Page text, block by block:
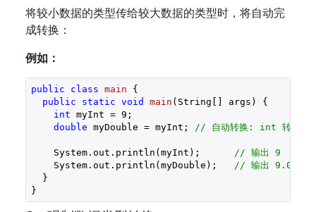
将较小数据的类型传给较大数据的类型时，将自动完
成转换：
例如：
public class main
{
public
static void main (String[] args)
{
int myInt = 9 ;
double myDouble = myInt; // 自动转换: int 转换成
    System.out.println(myInt);
// 输出 9
    System.out.println(myDouble);
// 输出 9.0
  }
}